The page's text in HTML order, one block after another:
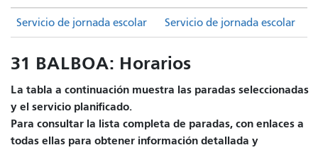
Servicio de jornada escolar Servicio de jornada escolar
31 BALBOA: Horarios
La tabla a continuación muestra las paradas seleccionadas
y el servicio planificado.
Para consultar la lista completa de paradas, con enlaces a
todas ellas para obtener información detallada y